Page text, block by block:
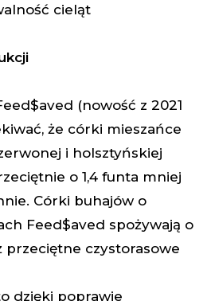
cieląt
(nowość z 2021
że córki mieszańce
i holsztyńskiej
o 1,4 funta mniej
Córki buhajów o
Feed$aved spożywają o
przeciętne czystorasowe
dzięki poprawie